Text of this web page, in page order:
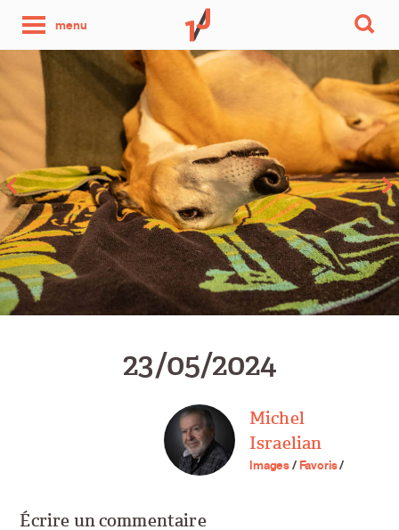
menu
photo
par
jour
23/05/2024
Michel
Israelian
Images/Favoris/
Écrire un commentaire